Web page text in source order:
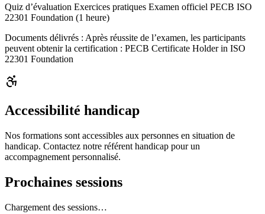
Quiz d’évaluation Exercices pratiques Examen officiel PECB ISO
22301 Foundation (1 heure)
Documents délivrés : Après réussite de l’examen, les participants
peuvent obtenir la certification : PECB Certificate Holder in ISO
22301 Foundation
Accessibilité handicap
Nos formations sont accessibles aux personnes en situation de
handicap. Contactez notre référent handicap pour un
accompagnement personnalisé.
Prochaines sessions
Chargement des sessions…